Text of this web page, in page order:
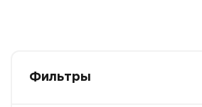
Фильтры